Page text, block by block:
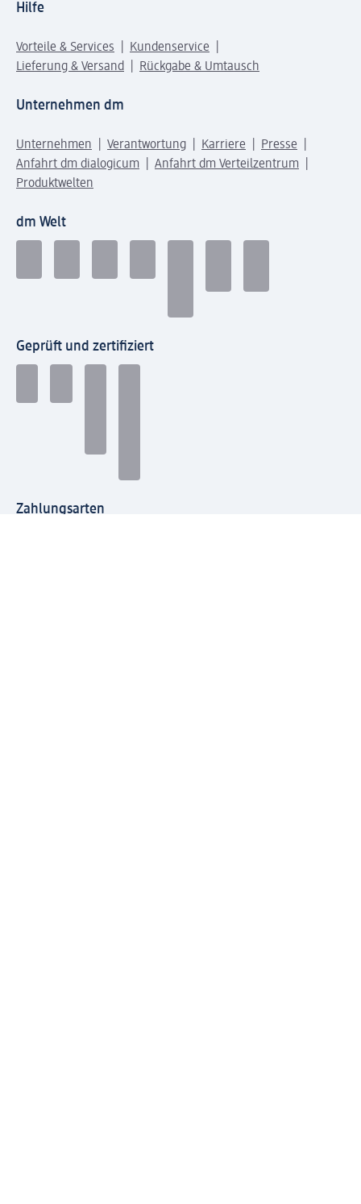
Hilfe
Vorteile & Services
Kundenservice
Lieferung & Versand
Rückgabe & Umtausch
Unternehmen dm
Unternehmen Verantwortung Karriere
Presse
Anfahrt dm dialogicum
Anfahrt dm Verteilzentrum
Produktwelten
dm Welt
Geprüft und zertifiziert
Zahlungsarten